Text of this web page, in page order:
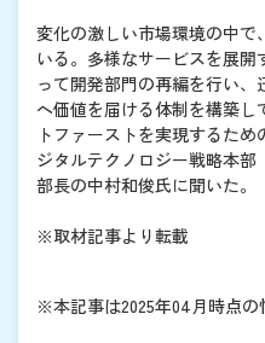
変化の激しい市場環境の中
いる。多様なサービスを展
って開発部門の再編を行い
へ価値を届ける体制を構築
トファーストを実現するた
ジタルテクノロジー戦略本
部長の中村和俊氏に聞いた。
※取材記事より転載
※本記事は2025年04月時点の